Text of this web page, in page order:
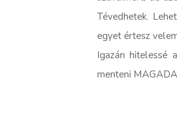
Tévedhetek.
egyet értesz
Igazán hitelessé
menteni